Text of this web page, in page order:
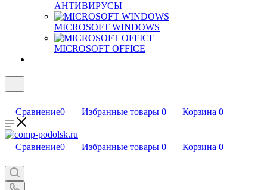
АНТИВИРУСЫ
MICROSOFT WINDOWS
MICROSOFT OFFICE
Сравнение0 Избранные товары 0 Корзина 0
Сравнение0 Избранные товары 0 Корзина 0